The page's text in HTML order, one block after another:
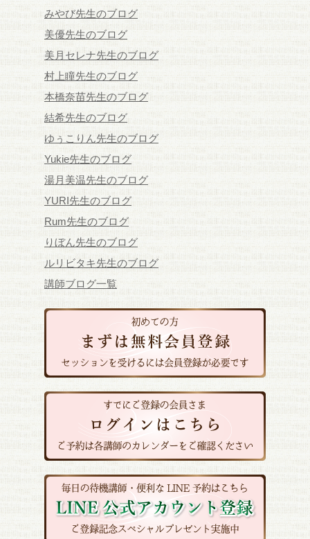
みやび先生のブログ
美優先生のブログ
美月セレナ先生のブログ
村上瞳先生のブログ
本橋奈苗先生のブログ
結希先生のブログ
ゆぅこりん先生のブログ
Yukie先生のブログ
湯月美温先生のブログ
YURI先生のブログ
Rum先生のブログ
りぼん先生のブログ
ルリビタキ先生のブログ
講師ブログ一覧